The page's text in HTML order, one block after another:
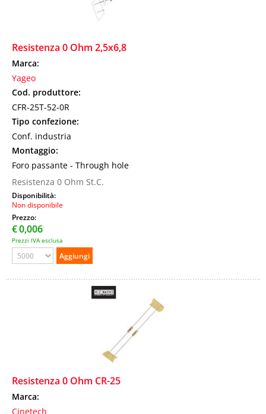
Resistenza 0 Ohm 2,5x6,8
Marca:
Yageo
Cod. produttore:
CFR-25T-52-0R
Tipo confezione:
Conf. industria
Montaggio:
Foro passante - Through hole
Resistenza 0 Ohm St.C.
Disponibilità:
Non disponibile
Prezzo:
€0,006
Prezzi IVA esclusa
Resistenza 0 Ohm CR-25
Marca:
Cinetech